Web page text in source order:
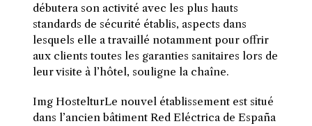
débutera son activité avec les plus hauts
standards de sécurité établis, aspects dans
lesquels elle a travaillé notamment pour offrir
aux clients toutes les garanties sanitaires lors de
leur visite à l’hôtel, souligne la chaîne.
Img HostelturLe nouvel établissement est situé
dans l’ancien bâtiment Red Eléctrica de España